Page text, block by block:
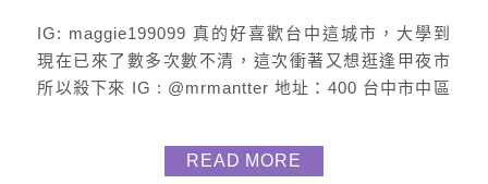
IG: maggie199099 真的好喜歡台中這城市，大學到
現在已來了數多次數不清，這次衝著又想逛逢甲夜市
所以殺下來 IG : @mrmantter 地址：400 台中市中區
https://www.mrmantter.com 電話 : 04-37047535 曼
特先生旅店 而這次入住的是，台中很推薦的網美設計
READ MORE